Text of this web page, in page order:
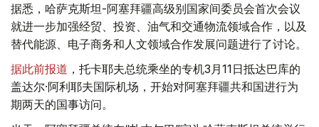
据悉，哈萨克斯坦-阿塞拜疆高级别国家间委员会首次会议
就进一步加强经贸、投资、油气和交通物流领域合作，以及
替代能源、电子商务和人文领域合作发展问题进行了讨论。
据此前报道 ，托卡耶夫总统乘坐的专机3月11日抵达巴库的
盖达尔·阿利耶夫国际机场，开始对阿塞拜疆共和国进行为
期两天的国事访问。